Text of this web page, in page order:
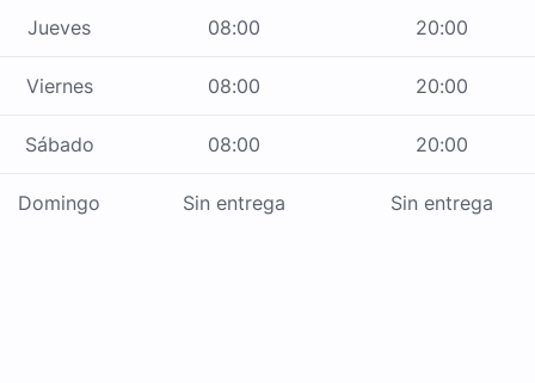
Jueves 08:00 20:00
Viernes 08:00 20:00
Sábado 08:00 20:00
Domingo Sin entrega Sin entrega